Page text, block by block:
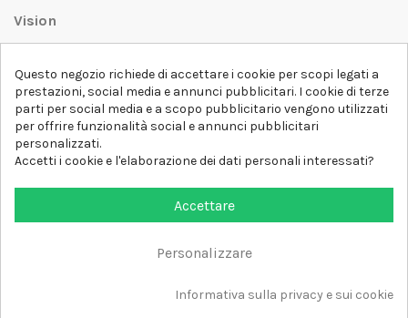
Vision
belli da vedere, ma che trasmettano anche un messaggio importante.
Che siate alla ricerca di una t-shirt unica e di tendenza, di una felpa
comoda e accogliente o di un accessorio esclusivo,D-SHIRTha
qualcosa per tutti.
Follow us
Questo negozio richiede di accettare i cookie per scopi legati a
prestazioni, social media e annunci pubblicitari. I cookie di terze
parti per social media e a scopo pubblicitario vengono utilizzati
per offrire funzionalità social e annunci pubblicitari
personalizzati.
Accetti i cookie e l'elaborazione dei dati personali interessati?
Accettare
Personalizzare
Informativa sulla privacy e sui cookie